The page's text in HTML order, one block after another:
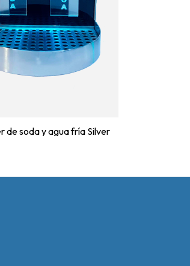
de soda y agua fría Silver